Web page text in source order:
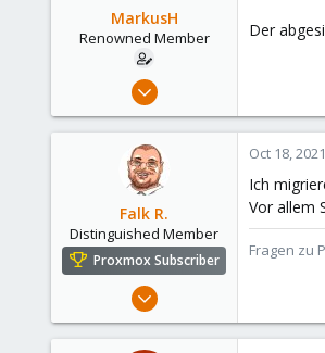
MarkusH
Renowned Member
Nov 30, 2011
11
Der
Falk R.
Distinguished Member
Proxmox Subscriber
Aug 2, 2021
2,915
Oct 18, 2021
Ich
Vor allem
Fragen zu